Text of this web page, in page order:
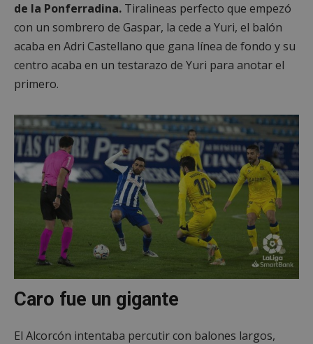
de la Ponferradina. Tiralineas perfecto que empezó
con un sombrero de Gaspar, la cede a Yuri, el balón
acaba en Adri Castellano que gana línea de fondo y su
centro acaba en un testarazo de Yuri para anotar el
primero.
Caro fue un gigante
El Alcorcón intentaba percutir con balones largos,